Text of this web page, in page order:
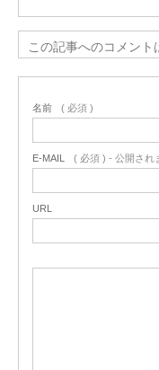
この記事へのコメント
名前 ( 必須 )
E-MAIL ( 必須 ) - 公開され
URL